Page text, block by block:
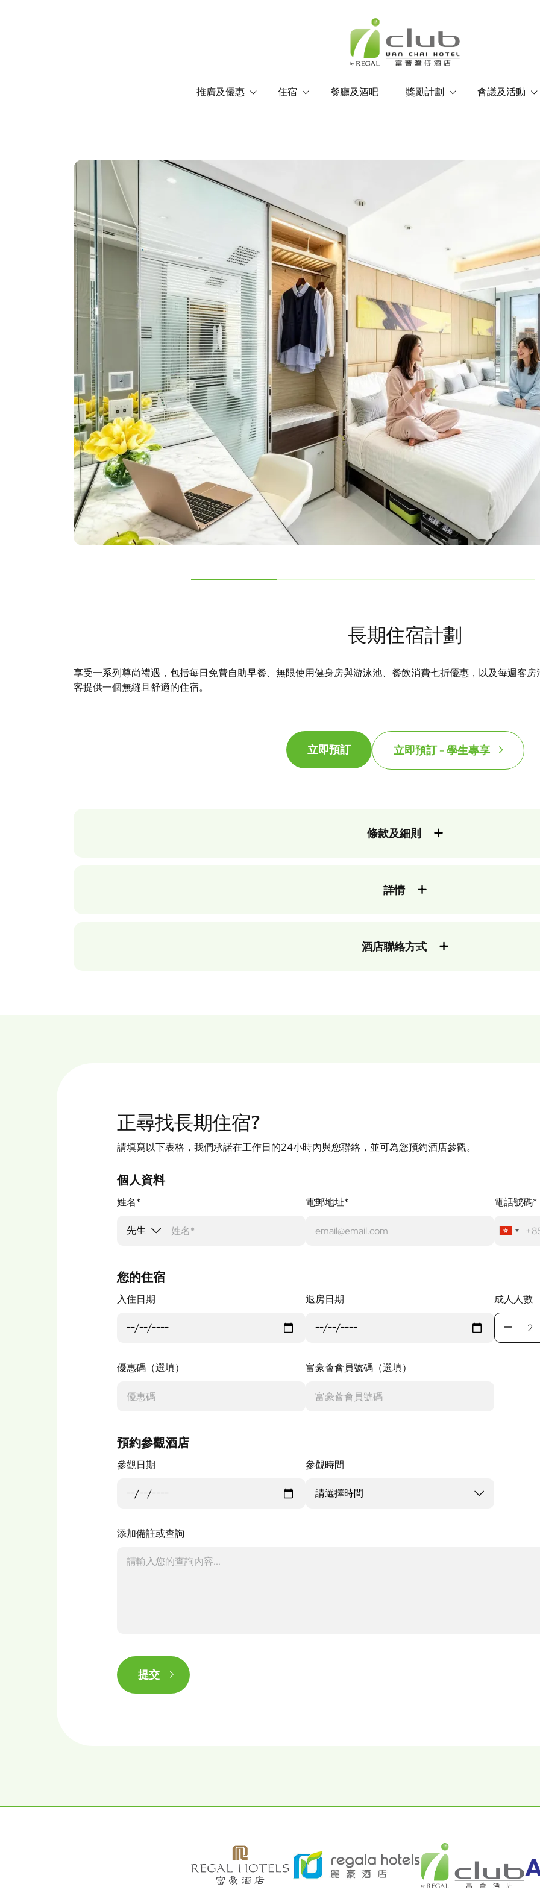
推廣及優惠 住宿 餐廳及酒吧 獎勵計劃 會議及活動
圖
長期住宿計劃
享受一系列尊尚禮遇，包括每日免費自助早餐、無限使用健身房與游泳池、餐飲消費七折優惠，以及每週客
客提供一個無縫且舒適的住宿。
立即預訂 立即預訂 - 學生專享
條款及細則
詳情
酒店聯絡方式
正尋找長期住宿?
請填寫以下表格，我們承諾在工作日的24小時內與您聯絡，並可為您預約酒店參觀。
個人資料
姓名* 電郵地址* 電話號碼*
您的住宿
入住日期 退房日期 成人人數
優惠碼（選填） 富豪薈會員號碼（選填）
預約參觀酒店
參觀日期 參觀時間
添加備註或查詢